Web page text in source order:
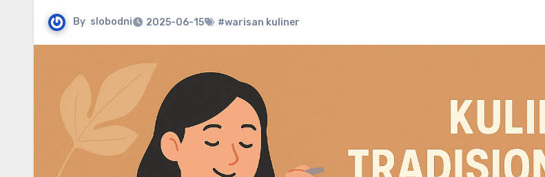
By slobodni 2025-06-15 #warisan kuliner